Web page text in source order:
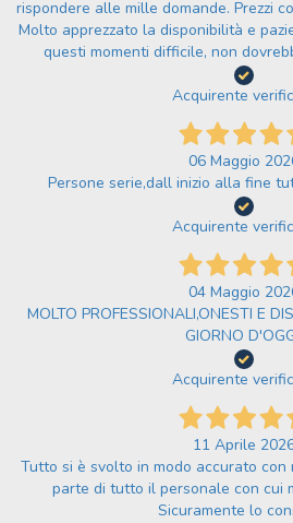
rispondere alle mille domande. Prezzi
Molto apprezzato la disponibilità e
questi momenti difficile, non
Acquirente
06 Maggio
Persone serie,dall inizio alla fine
Acquirente
04 Maggio
MOLTO PROFESSIONALI,ONESTI E
GIORNO
Acquirente
11 Aprile
Tutto si è svolto in modo accurato
parte di tutto il personale con cui
Sicuramente lo